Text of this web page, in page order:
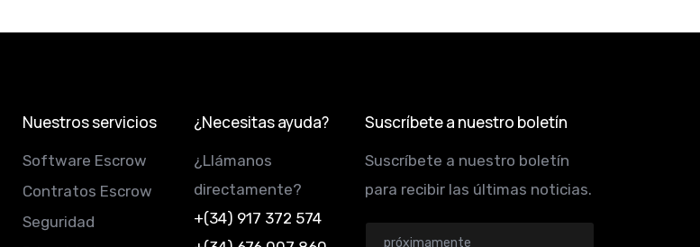
Nuestros servicios
Software Escrow
Contratos Escrow
Seguridad
¿Necesitas ayuda?
¿Llámanos
directamente?
+(34) 917 372 574
Suscríbete a nuestro boletín
Suscríbete a nuestro boletín
para recibir las últimas noticias.